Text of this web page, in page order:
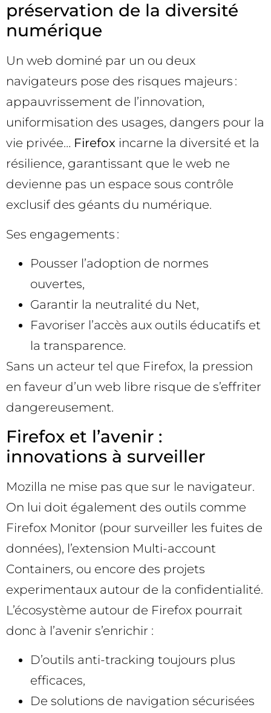
préservation de la diversité
numérique
Un web dominé par un ou deux
navigateurs pose des risques majeurs :
appauvrissement de l’innovation,
uniformisation des usages, dangers pour la
vie privée… Firefox incarne la diversité et la
résilience, garantissant que le web ne
devienne pas un espace sous contrôle
exclusif des géants du numérique.
Ses engagements :
Pousser l’adoption de normes
ouvertes,
Garantir la neutralité du Net,
Favoriser l’accès aux outils éducatifs et
la transparence.
Sans un acteur tel que Firefox, la pression
en faveur d’un web libre risque de s’effriter
dangereusement.
Firefox et l’avenir :
innovations à surveiller
Mozilla ne mise pas que sur le navigateur.
On lui doit également des outils comme
Firefox Monitor (pour surveiller les fuites de
données), l’extension Multi-account
Containers, ou encore des projets
experimentaux autour de la confidentialité.
L’écosystème autour de Firefox pourrait
donc à l’avenir s’enrichir :
D’outils anti-tracking toujours plus
efficaces,
De solutions de navigation sécurisées